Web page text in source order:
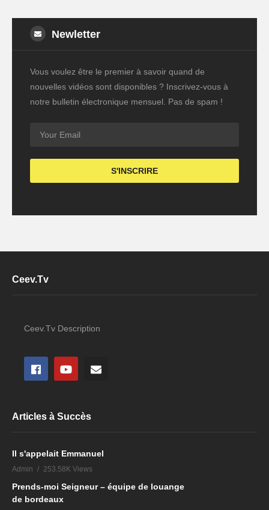
Newletter
Vous voulez être le premier à savoir quand de
nouvelles vidéos sont disponibles ? Inscrivez-vous à
notre bulletin électronique mensuel. Pas de spam !
Ceev.Tv
Ceev.Tv Description
Articles à Succès
Il s'appelait Emmanuel
Admin 253.58K Views
Prends-moi Seigneur – équipe de louange
de bordeaux